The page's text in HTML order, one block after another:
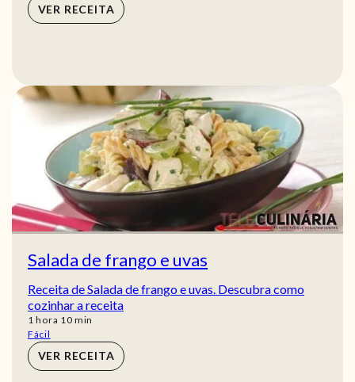
VER RECEITA
Salada de frango e uvas
Receita de Salada de frango e uvas. Descubra como
cozinhar a receita
1 hora
hora 10min
min
Fácil
VER RECEITA